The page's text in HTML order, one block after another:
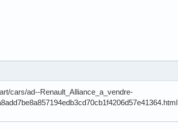
cars/ad--Renault_Alliance_a_vendre-